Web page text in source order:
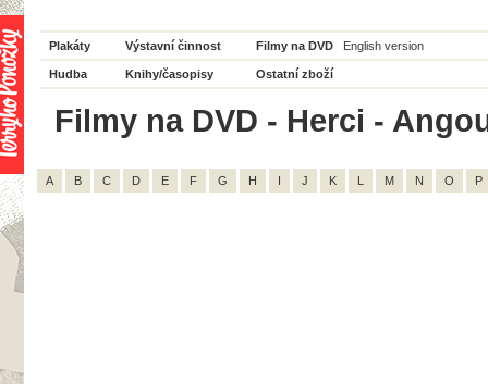
Plakáty Výstavní činnost Filmy na DVD English version
Hudba Knihy/časopisy Ostatní zboží
Filmy na DVD - Herci -
A B C D E F G H I J K L M N O P